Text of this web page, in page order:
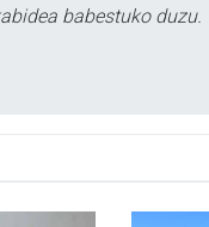
babestuko duzu.